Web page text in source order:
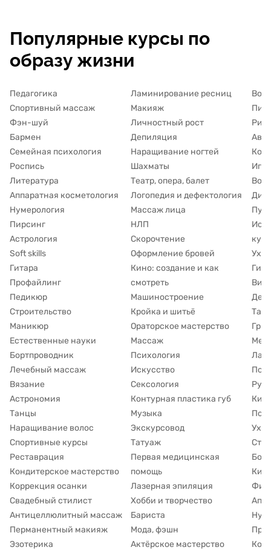
Популярные курсы по
образу жизни
Педагогика
Спортивный массаж
Фэн-шуй
Бармен
Семейная психология
Роспись
Литература
Аппаратная косметология
Нумерология
Пирсинг
Астрология
Soft skills
Гитара
Профайлинг
Педикюр
Строительство
Маникюр
Естественные науки
Бортпроводник
Лечебный массаж
Вязание
Астрономия
Танцы
Наращивание волос
Спортивные курсы
Реставрация
Кондитерское мастерство
Коррекция осанки
Свадебный стилист
Антицеллюлитный массаж
Перманентный макияж
Эзотерика
Ламинирование ресниц
Макияж
Личностный рост
Депиляция
Наращивание ногтей
Шахматы
Театр, опера, балет
Логопедия и дефектология
Массаж лица
НЛП
Скорочтение
Оформление бровей
Кино: создание и как
смотреть
Машиностроение
Кройка и шитьё
Ораторское мастерство
Массаж
Психология
Искусство
Сексология
Контурная пластика губ
Музыка
Экскурсовод
Татуаж
Первая медицинская
помощь
Лазерная эпиляция
Хобби и творчество
Бариста
Мода, фэшн
Актёрское мастерство
Таро